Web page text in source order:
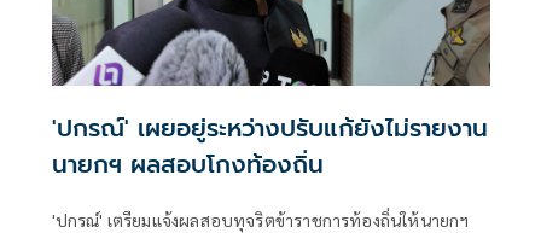
'ปกรณ์' เผยอยู่ระหว่างปรับแก้ยังไม่รายงาน
นายกฯ ผลสอบโกงท้องถิ่น
'ปกรณ์' เตรียมแจ้งผลสอบทุจริตข้าราชการท้องถิ่นให้นายกฯ